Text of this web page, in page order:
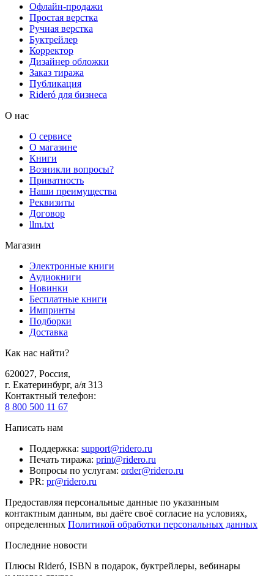
Офлайн-продажи
Простая верстка
Ручная верстка
Буктрейлер
Корректор
Дизайнер обложки
Заказ тиража
Публикация
Rideró для бизнеса
О нас
О сервисе
О магазине
Книги
Возникли вопросы?
Приватность
Наши преимущества
Реквизиты
Договор
llm.txt
Магазин
Электронные книги
Аудиокниги
Новинки
Бесплатные книги
Импринты
Подборки
Доставка
Как нас найти?
620027, Россия,
г. Екатеринбург, а/я 313
Контактный телефон:
8 800 500 11 67
Написать нам
Поддержка: support@ridero.ru
Печать тиража: print@ridero.ru
Вопросы по услугам: order@ridero.ru
PR: pr@ridero.ru
Предоставляя персональные данные по указанным
контактным данным, вы даёте своё согласие на условиях,
определенных Политикой обработки персональных данных
Последние новости
Плюсы Rideró, ISBN в подарок, буктрейлеры, вебинары